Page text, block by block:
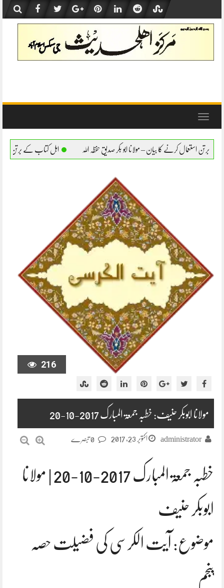
content
Toggle
ابو بکر صدیق حفظہ اللہ اہل کتاب کے برتن استعمال کرنے کا بیان – مولانا ابو
216
مولانا ابوبکر حنیف: خطبہ جمعۃ المبارک 2017-10-20
administrator اکتوبر 23, 2017
خطبہ جمعۃ المبارک 2017-10-20 | مولانا
ابوبکر حنیف
موضوع: آیت الکرسی کی فضیلت حصہ
پنجم